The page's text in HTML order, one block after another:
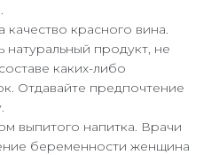
красного вина.
продукт, не
каких-либо
Отдавайте предпочтение
выпитого напитка. Врачи
беременности женщина